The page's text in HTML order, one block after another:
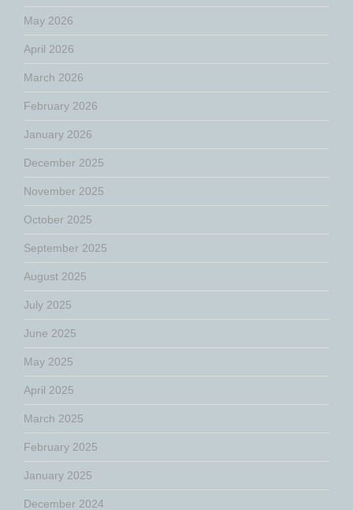
May 2026
April 2026
March 2026
February 2026
January 2026
December 2025
November 2025
October 2025
September 2025
August 2025
July 2025
June 2025
May 2025
April 2025
March 2025
February 2025
January 2025
December 2024